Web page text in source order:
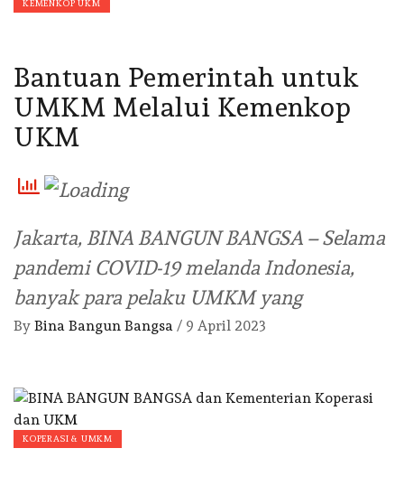
KEMENKOP UKM
Bantuan Pemerintah untuk
UMKM Melalui Kemenkop
UKM
Jakarta, BINA BANGUN BANGSA – Selama
pandemi COVID-19 melanda Indonesia,
banyak para pelaku UMKM yang
By Bina Bangun Bangsa / 9 April 2023
KOPERASI & UMKM